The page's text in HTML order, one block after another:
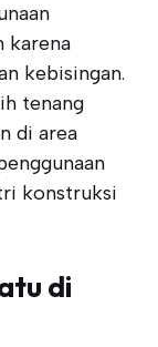
karena
kebisingan.
tenang
di area
konstruksi
di